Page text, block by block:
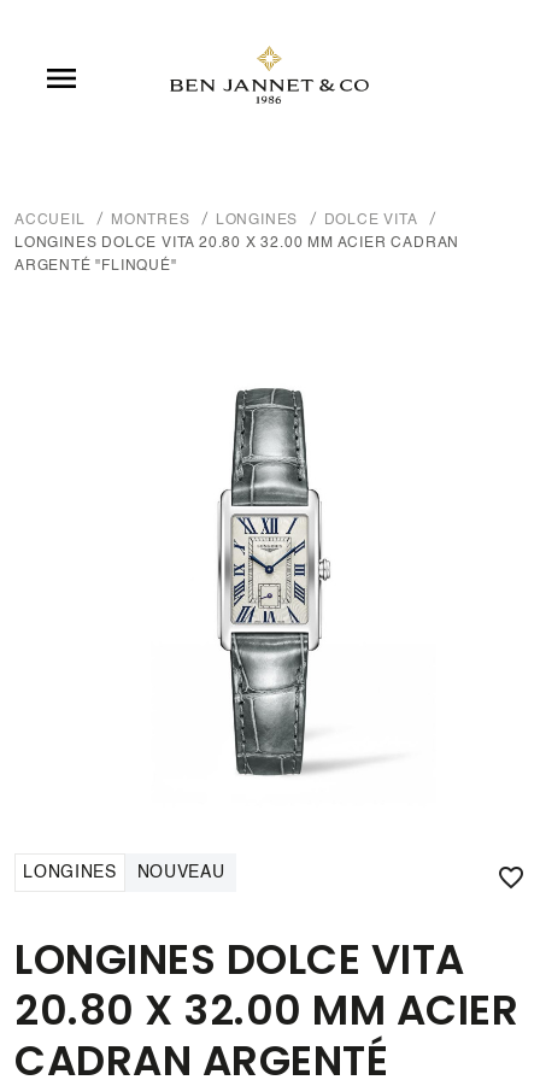

ACCUEIL MONTRES LONGINES
DOLCE VITA
LONGINES DOLCE VITA 20.80 X 32.00 MM ACIER CADRAN
ARGENTÉ "FLINQUÉ"
LONGINES NOUVEAU 
LONGINES DOLCE VITA
20.80 X 32.00 MM ACIER
CADRAN ARGENTÉ